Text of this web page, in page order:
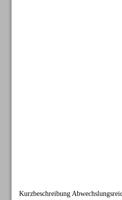
Kurzbeschreibung